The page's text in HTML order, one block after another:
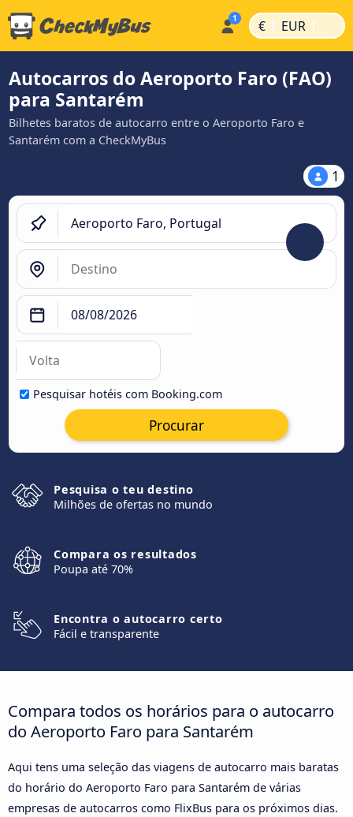
€ | EUR |
Autocarros do Aeroporto Faro (FAO)
para Santarém
Bilhetes baratos de autocarro entre o Aeroporto Faro e
Santarém com a CheckMyBus
1
Pesquisar hotéis com Booking.com
Procurar
Pesquisa o teu destino
Milhões de ofertas no mundo
Compara os resultados
Poupa até 70%
Encontra o autocarro certo
Fácil e transparente
Compara todos os horários para o autocarro
do Aeroporto Faro para Santarém
Aqui tens uma seleção das viagens de autocarro mais baratas
do horário do Aeroporto Faro para Santarém de várias
empresas de autocarros como FlixBus para os próximos dias.